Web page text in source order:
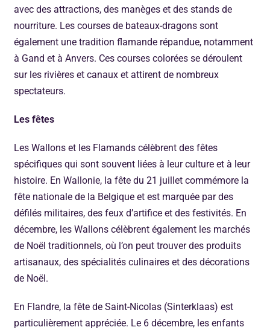
avec des attractions, des manèges et des stands de
nourriture. Les courses de bateaux-dragons sont
également une tradition flamande répandue, notamment
à Gand et à Anvers. Ces courses colorées se déroulent
sur les rivières et canaux et attirent de nombreux
spectateurs.
Les fêtes
Les Wallons et les Flamands célèbrent des fêtes
spécifiques qui sont souvent liées à leur culture et à leur
histoire. En Wallonie, la fête du 21 juillet commémore la
fête nationale de la Belgique et est marquée par des
défilés militaires, des feux d’artifice et des festivités. En
décembre, les Wallons célèbrent également les marchés
de Noël traditionnels, où l’on peut trouver des produits
artisanaux, des spécialités culinaires et des décorations
de Noël.
En Flandre, la fête de Saint-Nicolas (Sinterklaas) est
particulièrement appréciée. Le 6 décembre, les enfants